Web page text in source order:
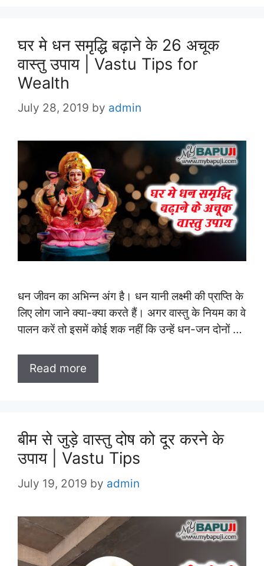
घर मे धन समृद्धि बढ़ाने के 26 अचूक
वास्तु उपाय | Vastu Tips for
Wealth
July 28, 2019 by admin
धन जीवन का अभिन्न अंग है। धन यानी लक्ष्मी की प्राप्ति के
लिए लोग जाने क्या-क्या करते हैं। अगर वास्तु के नियम का वे
पालन करें तो इसमें कोई शक नहीं कि उन्हें धन-जन दोनों …
Read more
बीम से जुड़े वास्तु दोष को दूर करने के
उपाय | Vastu Tips
July 19, 2019 by admin